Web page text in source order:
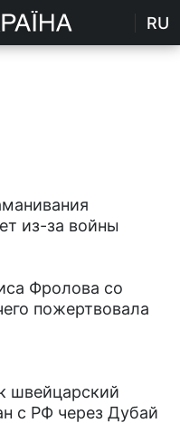
RU
из-за войны
Фролова со
пожертвовала
швейцарский
с РФ через Дубай